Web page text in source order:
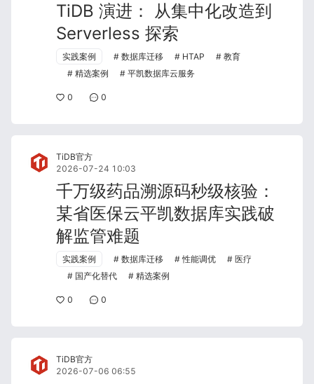
TiDB 演进： 从集中化改造到
Serverless 探索
实践案例 数据库迁移 HTAP
教育
精选案例
平凯数据库云服务
0 0
TiDB官方
2026-07-24 10:03
千万级药品溯源码秒级核验：
某省医保云平凯数据库实践破
解监管难题
实践案例 数据库迁移 性能调优
医疗
国产化替代
精选案例
0 0
TiDB官方
2026-07-06 06:55